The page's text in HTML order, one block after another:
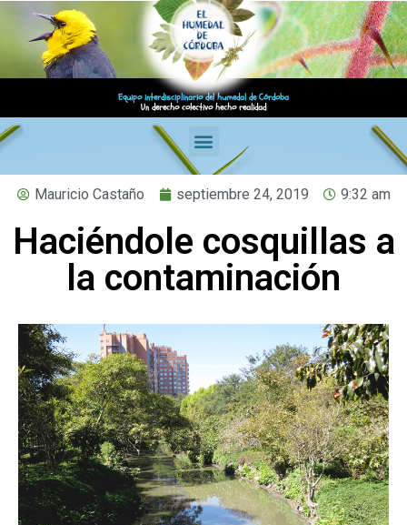
Equipo interdisciplinario del humedal de Córdoba
Un derecho colectivo hecho realidad
Mauricio Castaño septiembre 24, 2019 9:32 am
Haciéndole cosquillas a
la contaminación